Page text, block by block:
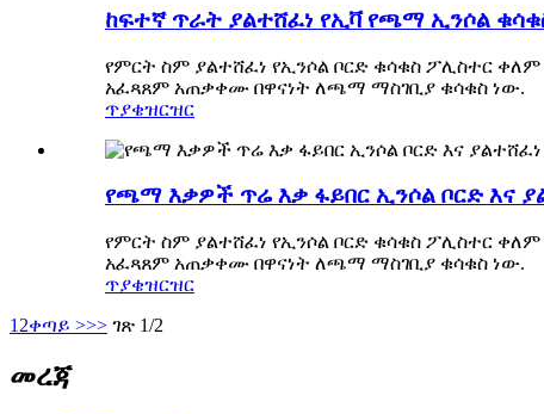
ከፍተኛ ጥራት ያልተሸፈነ የኢቫ የጫማ ኢንሶል
የምርት ስም ያልተሸፈነ የኢንሶል ቦርድ ቁሳቁስ ፖሊስተር
አፈጻጸም አጠቃቀሙ በዋናነት ለጫማ ማስገቢያ ቁሳቁስ ነው.
ጥያቄዝርዝር
የጫማ እቃዎች ጥሬ እቃ ፋይበር ኢንሶል ቦርድ እና
የምርት ስም ያልተሸፈነ የኢንሶል ቦርድ ቁሳቁስ ፖሊስተር
አፈጻጸም አጠቃቀሙ በዋናነት ለጫማ ማስገቢያ ቁሳቁስ ነው.
ጥያቄዝርዝር
1 2ቀጣይ >>> ገጽ 1/2
መረጃ